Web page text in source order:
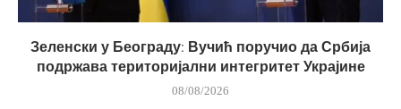
Зеленски у Београду: Вучић поручио да Србија
подржава територијални интегритет Украјине
08/08/2026